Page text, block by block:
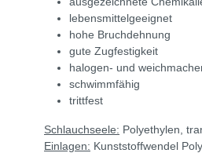
lebensmittelgeeignet
hohe Bruchdehnung
gute Zugfestigkeit
halogen- und
schwimmfähig
trittfest
Schlauchseele: Polyethylen,
Einlagen: Kunststoffwendel